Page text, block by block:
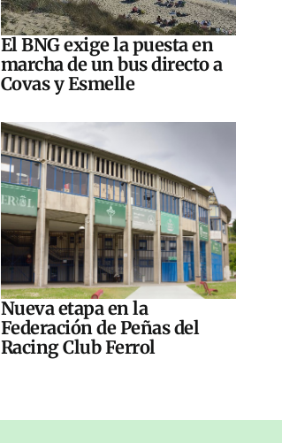
El BNG exige la puesta en
marcha de un bus directo a
Covas y Esmelle
Nueva etapa en la
Federación de Peñas del
Racing Club Ferrol